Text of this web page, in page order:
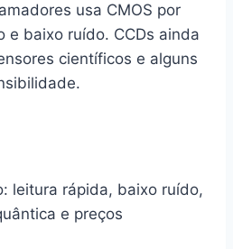
usa CMOS por
e baixo ruído. CCDs ainda
científicos e alguns
leitura rápida, baixo ruído,
e preços